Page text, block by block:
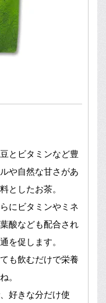
とビタミンなど豊
や自然な甘さがあ
としたお茶。
にビタミンやミネ
酸なども配合され
を促します。
も飲むだけで栄養
。
好きな分だけ使